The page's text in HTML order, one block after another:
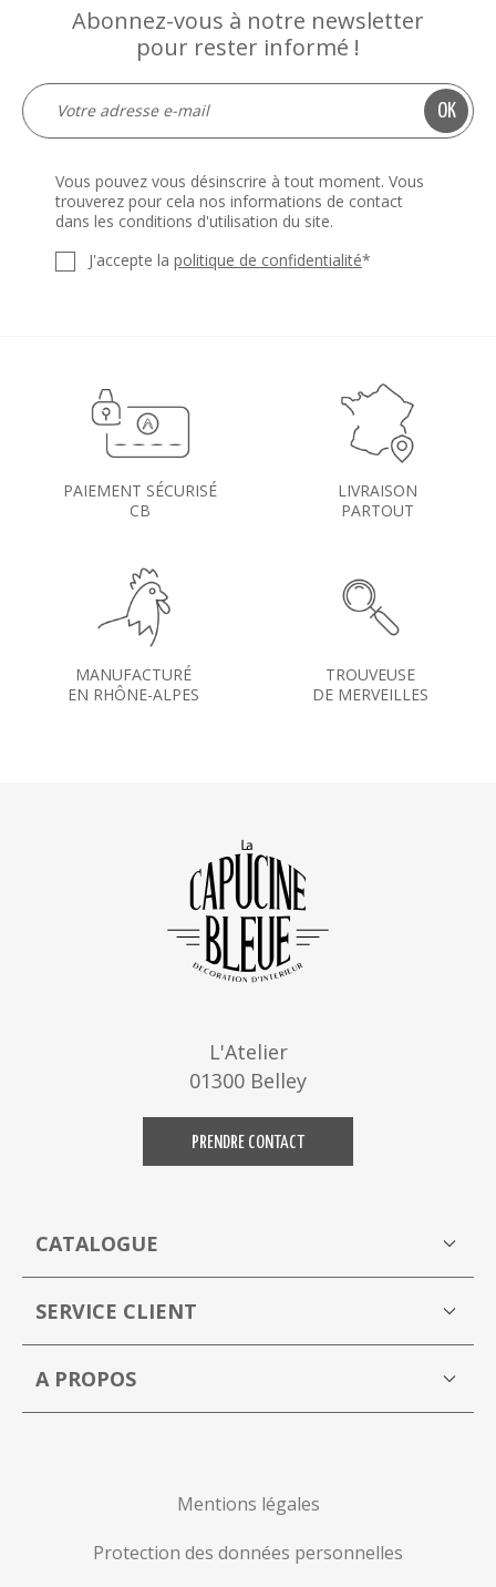
Abonnez-vous à notre newsletter
pour rester informé !
Vous pouvez vous désinscrire à tout moment. Vous
trouverez pour cela nos informations de contact
dans les conditions d'utilisation du site.
J'accepte la politique de confidentialité*
PAIEMENT SÉCURISÉ
CB
LIVRAISON
PARTOUT
MANUFACTURÉ
EN RHÔNE-ALPES
TROUVEUSE
DE MERVEILLES
CATALOGUE
Boutique
SERVICE CLIENT
Mon compte
A PROPOS
L'Atelier
01300 Belley
PRENDRE CONTACT
Mentions légales
Protection des données personnelles